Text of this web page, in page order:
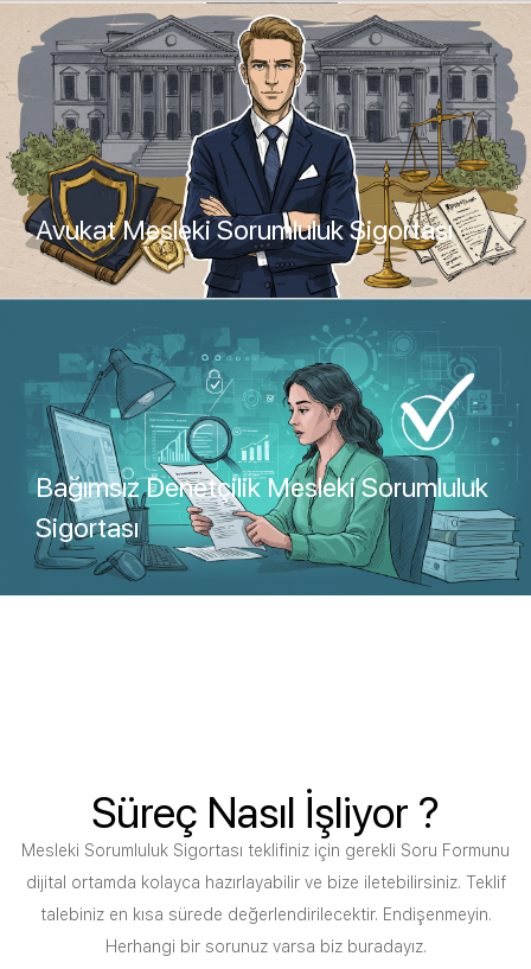
Teklif Al
Avukat Mesleki Sorumluluk Sigortası
Bağımsız Denetçilik Mesleki Sorumluluk
Sigortası
Süreç Nasıl İşliyor ?
Mesleki Sorumluluk Sigortası teklifiniz için gerekli Soru Formunu
dijital ortamda kolayca hazırlayabilir ve bize iletebilirsiniz. Teklif
talebiniz en kısa sürede değerlendirilecektir. Endişenmeyin.
Herhangi bir sorunuz varsa biz buradayız.